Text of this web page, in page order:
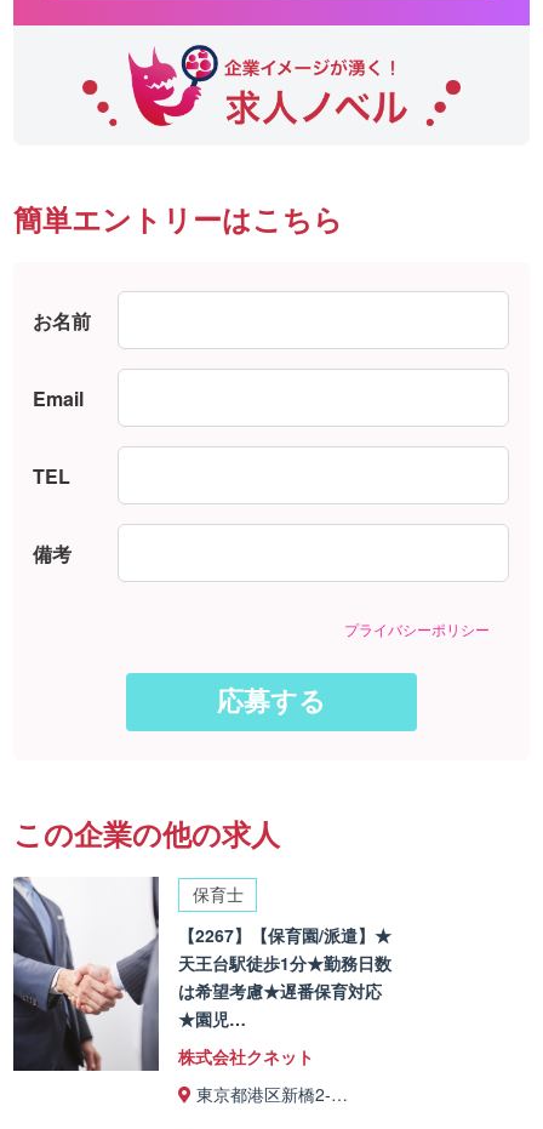
簡単エントリーはこちら
お名前
Email
TEL
備考
プライバシーポリシー
この企業の他の求人
保育士
【2267】【保育園/派遣】★
天王台駅徒歩1分★勤務日数
は希望考慮★遅番保育対応
★園児…
株式会社クネット
東京都港区新橋2-…